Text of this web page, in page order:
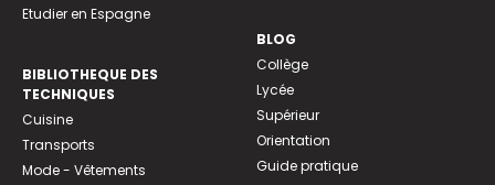
Etudier en Espagne
BIBLIOTHEQUE DES
TECHNIQUES
Cuisine
Transports
Mode - Vêtements
BLOG
Collège
Lycée
Supérieur
Orientation
Guide pratique